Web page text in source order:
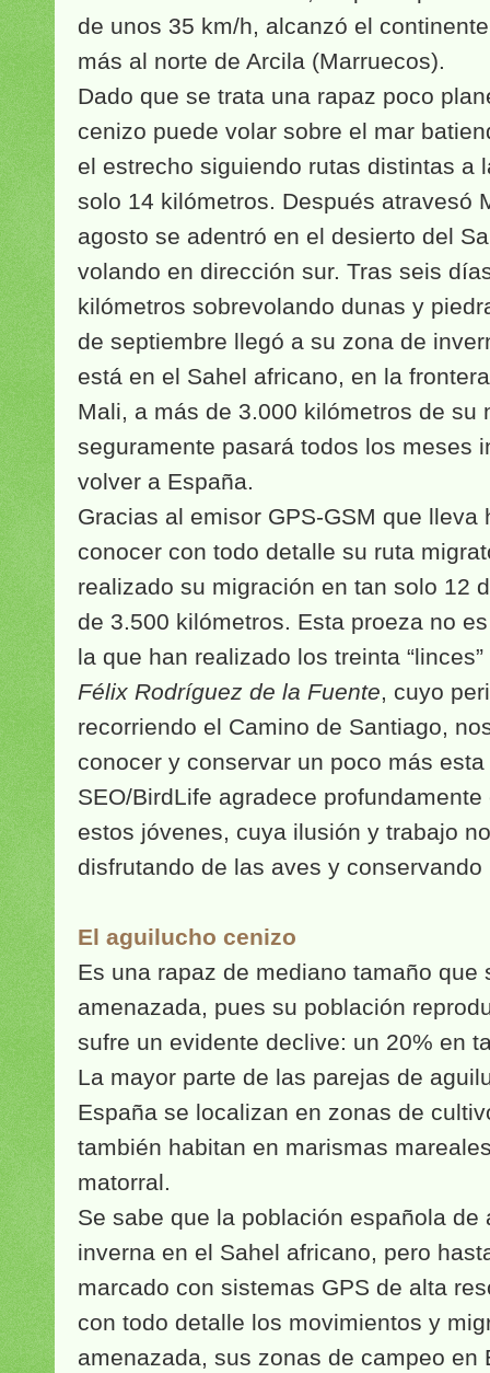
de unos 35 km/h, alcanzó el
más al norte de Arcila (Marruecos).
Dado que se trata una rapaz poco
cenizo puede volar sobre el mar
el estrecho siguiendo rutas distintas a
solo 14 kilómetros. Después atravesó
agosto se adentró en el desierto del
volando en dirección sur. Tras seis
kilómetros sobrevolando dunas y
de septiembre llegó a su zona de
está en el Sahel africano, en la
Mali, a más de 3.000 kilómetros de su
seguramente pasará todos los meses
volver a España.
Gracias al emisor GPS-GSM que lleva
conocer con todo detalle su ruta
realizado su migración en tan solo 12
de 3.500 kilómetros. Esta proeza no
la que han realizado los treinta
Félix Rodríguez de la Fuente, cuyo
recorriendo el Camino de Santiago,
conocer y conservar un poco más
SEO/BirdLife agradece
estos jóvenes, cuya ilusión y trabajo
disfrutando de las aves y
El aguilucho cenizo
Es una rapaz de mediano tamaño que
amenazada, pues su población
sufre un evidente declive: un 20% en
La mayor parte de las parejas de
España se localizan en zonas de
también habitan en marismas
matorral.
Se sabe que la población española de
inverna en el Sahel africano, pero
marcado con sistemas GPS de alta
con todo detalle los movimientos y
amenazada, sus zonas de campeo en